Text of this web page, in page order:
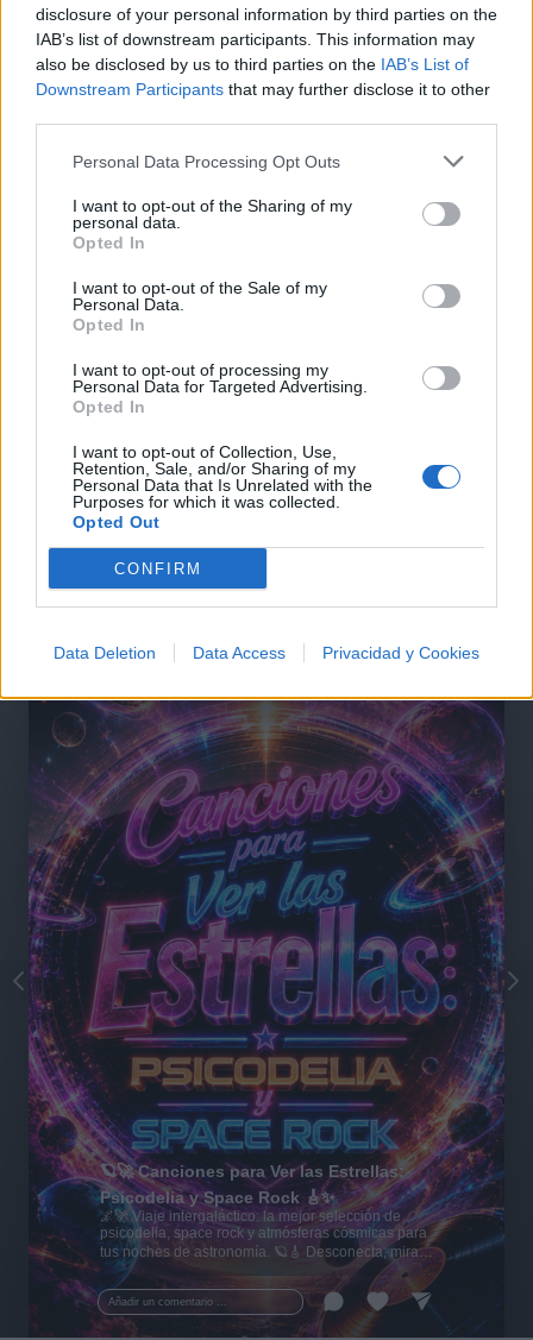
disclosure of your personal information by third parties on the
IAB’s list of downstream participants. This information may
also be disclosed by us to third parties on the IAB’s List of
Downstream Participants that may further disclose it to other
Personal Data Processing Opt Outs
I want to opt-out of the Sharing of my
personal data.
Opted In
I want to opt-out of the Sale of my
Personal Data.
Opted In
I want to opt-out of processing my
Personal Data for Targeted Advertising.
Opted In
I want to opt-out of Collection, Use,
Retention, Sale, and/or Sharing of my
Personal Data that Is Unrelated with the
Purposes for which it was collected.
Opted Out
CONFIRM
Data Deletion Data Access Privacidad y Cookies
Comenta o pregunta lo que desees sobre Atrato River
o 'Algo mas que un amigo'
Añadir un comentario ...
🪐🚀 Canciones para Ver las Estrellas:
Psicodelia y Space Rock 🎸✨
🌌🚀 Viaje intergaláctico: la mejor selección de
psicodelia, space rock y atmósferas cósmicas para
tus noches de astronomía. 🪐🎸 Desconecta, mira
al firmamento y siente la gravedad cero. 💾 ¡Guarda
esta colección para tu próxima noche estrellada!
✨⭐